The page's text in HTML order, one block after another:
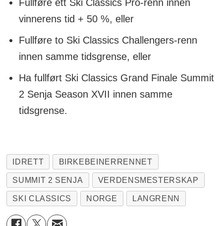
Fullføre ett Ski Classics Pro-renn innen
vinnerens tid + 50 %, eller
Fullføre to Ski Classics Challengers-renn
innen samme tidsgrense, eller
Ha fullført Ski Classics Grand Finale Summit
2 Senja Season XVII innen samme
tidsgrense.
IDRETT BIRKEBEINERRENNET
SUMMIT 2 SENJA VERDENSMESTERSKAP
SKI CLASSICS NORGE LANGRENN